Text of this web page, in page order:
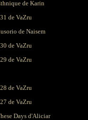
de Karin
de VaZru
de Naisem
de VaZru
de VaZru
de VaZru
de VaZru
Days d'Aliciar